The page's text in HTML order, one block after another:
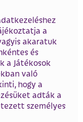
a
akaratuk
és
a Játékosok
való
hogy a
adták a
személyes